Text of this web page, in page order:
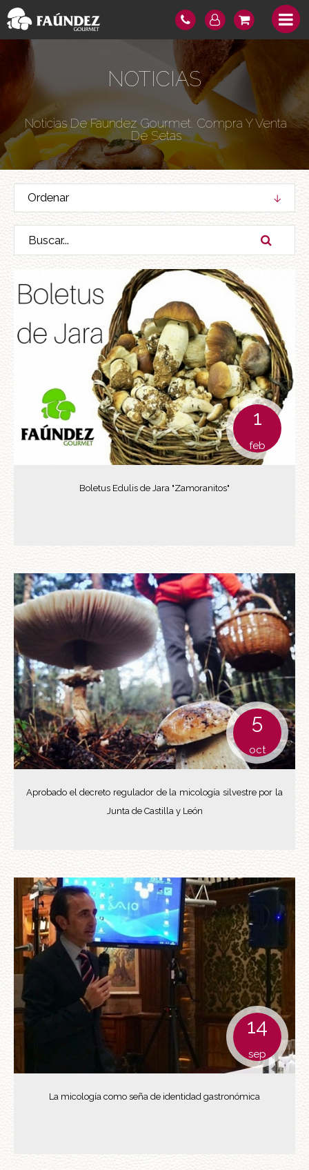
NOTICIAS
Noticias De Faundez Gourmet. Compra Y Venta
De Setas
Ordenar
Boletus Edulis de Jara "Zamoranitos"
1
feb
Aprobado el decreto regulador de la micología silvestre por la
Junta de Castilla y León
5
oct
La micología como seña de identidad gastronómica
14
sep